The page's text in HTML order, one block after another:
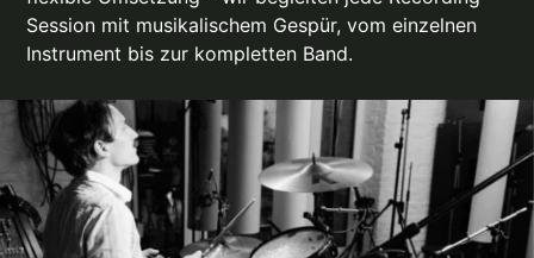
Session mit musikalischem Gespür, vom einzelnen
Instrument bis zur kompletten Band.